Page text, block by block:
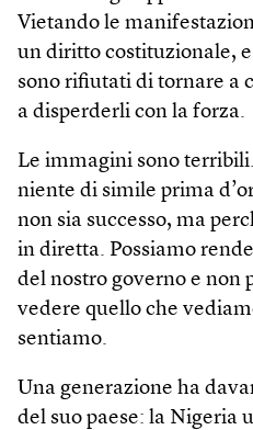
Vietando le
un diritto costituzionale,
sono rifiutati di tornare a
a disperderli con la forza.
Le immagini sono
niente di simile prima
non sia successo, ma
in diretta. Possiamo
del nostro governo e non
vedere quello che
sentiamo.
Una generazione ha
del suo paese: la Nigeria